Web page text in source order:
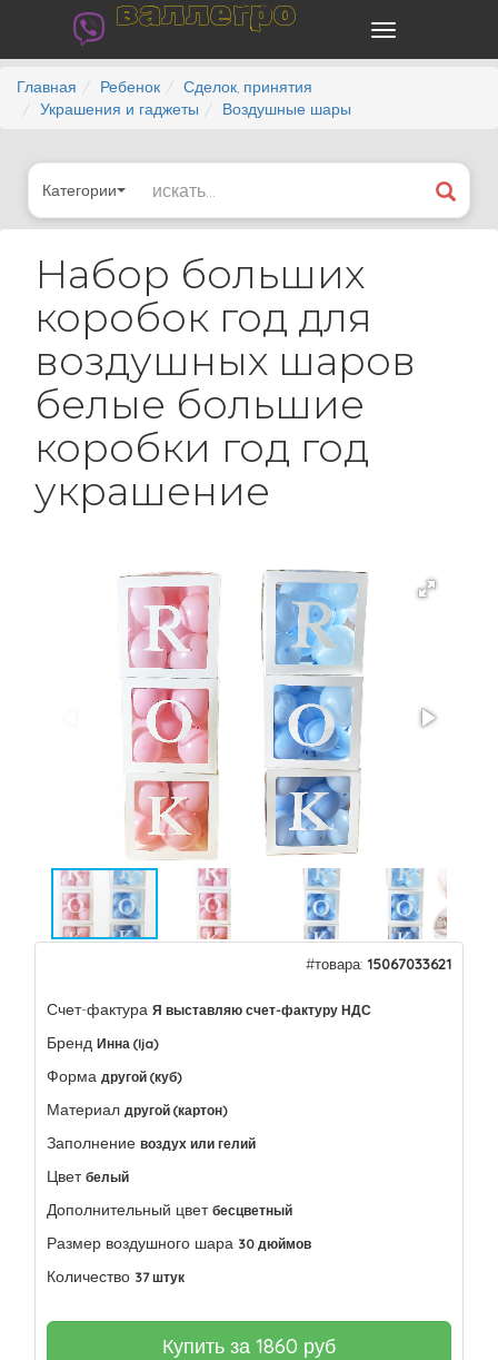
валлегро
Главная Ребенок
Сделок, принятия
Украшения и гаджеты
Воздушные шары
Категории
Набор больших
коробок год для
воздушных шаров
белые большие
коробки год год
украшение
#товара: 15067033621
Счет-фактура Я выставляю счет-фактуру НДС
Бренд Инна (Ija)
Форма другой (куб)
Материал другой (картон)
Заполнение воздух или гелий
Цвет белый
Дополнительный цвет бесцветный
Размер воздушного шара 30 дюймов
Количество 37 штук
Купить за 1860 руб